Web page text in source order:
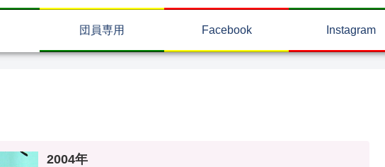
団員専用 Facebook Instagram
2004年